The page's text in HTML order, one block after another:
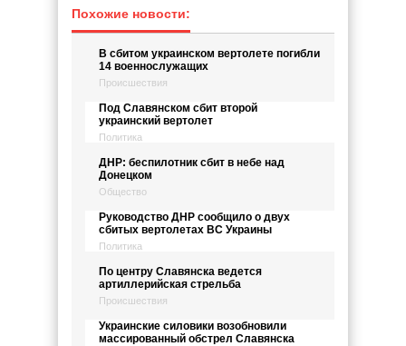
Похожие новости:
В сбитом украинском вертолете погибли
14 военнослужащих
Происшествия
Под Славянском сбит второй
украинский вертолет
Политика
ДНР: беспилотник сбит в небе над
Донецком
Общество
Руководство ДНР сообщило о двух
сбитых вертолетах ВС Украины
Политика
По центру Славянска ведется
артиллерийская стрельба
Происшествия
Украинские силовики возобновили
массированный обстрел Славянска